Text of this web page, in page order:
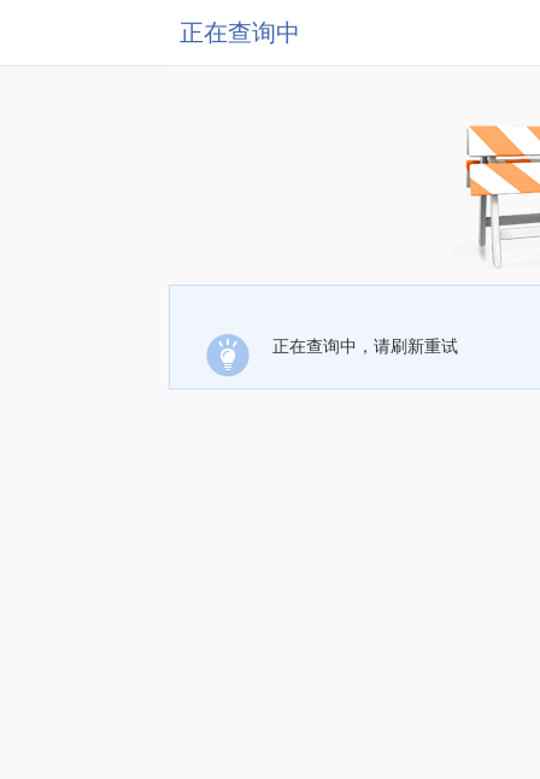
正在查询中
正在查询中，请刷新重试